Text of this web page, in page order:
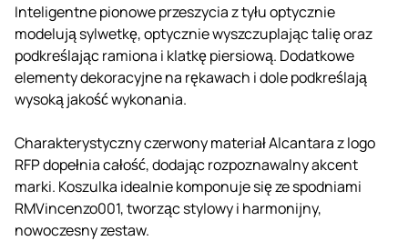
Inteligentne pionowe przeszycia z tyłu optycznie
modelują sylwetkę, optycznie wyszczuplając talię oraz
podkreślając ramiona i klatkę piersiową. Dodatkowe
elementy dekoracyjne na rękawach i dole podkreślają
wysoką jakość wykonania.
Charakterystyczny czerwony materiał Alcantara z logo
RFP dopełnia całość, dodając rozpoznawalny akcent
marki. Koszulka idealnie komponuje się ze spodniami
RMVincenzo001, tworząc stylowy i harmonijny,
nowoczesny zestaw.